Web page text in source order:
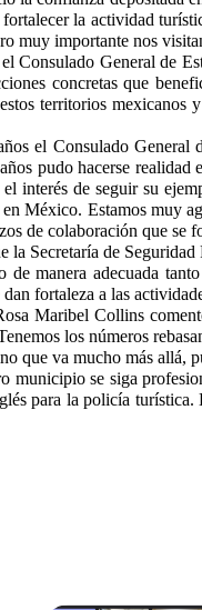
la actividad
muy importante nos
Consulado General de
concretas que
territorios
el Consulado
pudo hacerse
interés de seguir su
México. Estamos muy
de colaboración que se
Secretaría de
manera adecuada
fortaleza a las
Maribel Collins
los números
que va mucho más allá,
municipio se siga
para la policía